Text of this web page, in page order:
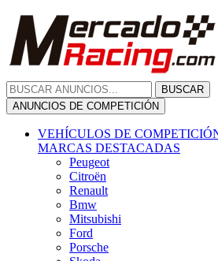
BUSCAR
ANUNCIOS DE COMPETICIÓN
VEHÍCULOS DE COMPETICIÓN
MARCAS DESTACADAS
Peugeot
Citroën
Renault
Bmw
Mitsubishi
Ford
Porsche
Skoda
OTRAS MARCAS